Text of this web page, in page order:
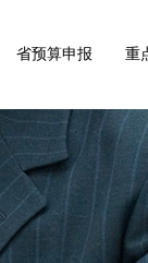
省预算申报 重